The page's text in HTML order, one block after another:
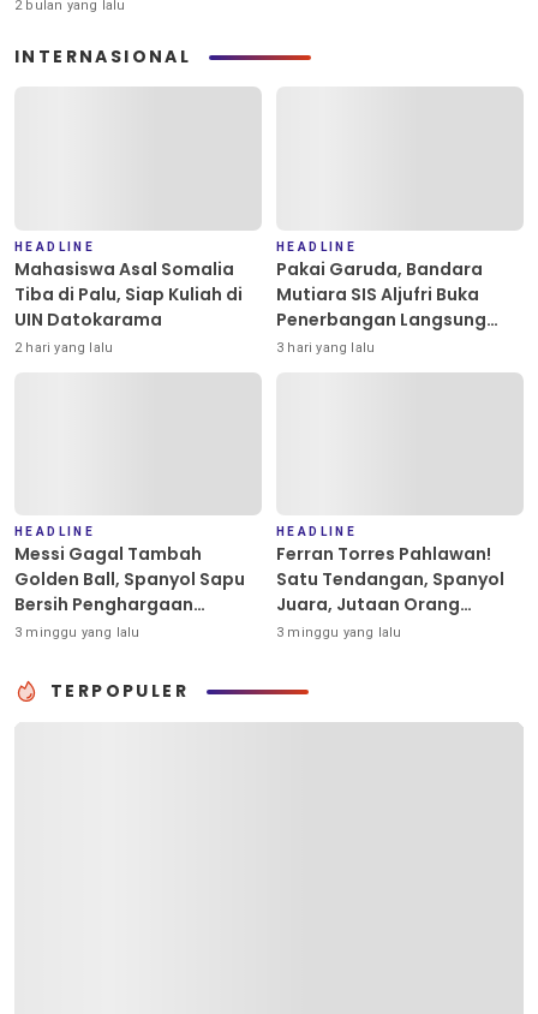
2 bulan yang lalu
INTERNASIONAL
HEADLINE
Mahasiswa Asal Somalia
Tiba di Palu, Siap Kuliah di
UIN Datokarama
2 hari yang lalu
HEADLINE
Pakai Garuda, Bandara
Mutiara SIS Aljufri Buka
Penerbangan Langsung
Palu-Guangzhou
3 hari yang lalu
HEADLINE
Messi Gagal Tambah
Golden Ball, Spanyol Sapu
Bersih Penghargaan
Individu Piala Dunia 2026
3 minggu yang lalu
HEADLINE
Ferran Torres Pahlawan!
Satu Tendangan, Spanyol
Juara, Jutaan Orang
Berpesta
3 minggu yang lalu
TERPOPULER